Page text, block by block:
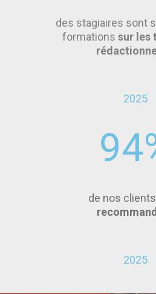
des stagiaires sont
formations sur les
2025
94
de nos clients
2025